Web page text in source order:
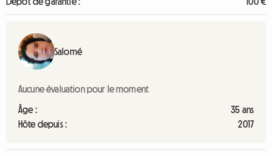
Salomé
Aucune évaluation pour le moment
Âge :
35 ans
Hôte depuis :
2017